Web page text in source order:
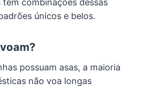
têm combinações dessas
únicos e belos.
possuam asas, a maioria
não voa longas